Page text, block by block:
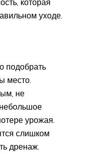
уходе.
подобрать
место.
не
урожая.
слишком
дренаж.